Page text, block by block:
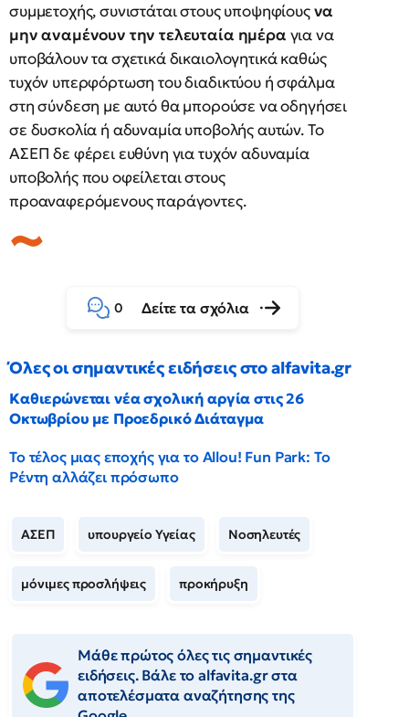
συμμετοχής, συνιστάται στους υποψηφίουςνα
μην αναμένουν την τελευταία ημέρα για να
υποβάλουν τα σχετικά δικαιολογητικά καθώς
τυχόν υπερφόρτωση του διαδικτύου ή σφάλμα
στη σύνδεση με αυτό θα μπορούσε να οδηγήσει
σε δυσκολία ή αδυναμία υποβολής αυτών. Το
ΑΣΕΠ δε φέρει ευθύνη για τυχόν αδυναμία
υποβολής που οφείλεται στους
προαναφερόμενους παράγοντες.
0 Δείτε τα σχόλια
Όλες οι σημαντικές ειδήσεις στο alfavita.gr
Καθιερώνεται νέα σχολική αργία στις 26
Οκτωβρίου με Προεδρικό Διάταγμα
Το τέλος μιας εποχής για το Allou! Fun Park: Το
Ρέντη αλλάζει πρόσωπο
ΑΣΕΠ υπουργείο Υγείας Νοσηλευτές
μόνιμες προσλήψεις προκήρυξη
Μάθε πρώτος όλες τις σημαντικές
ειδήσεις. Βάλε το alfavita.gr στα
αποτελέσματα αναζήτησης της